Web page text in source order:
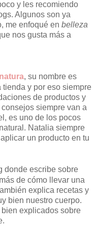
y les recomiendo
Algunos son ya
me enfoqué en belleza
nos gusta más a
, su nombre es
y por eso siempre
de productos y
siempre van a
es uno de los pocos
Natalia siempre
un producto en tu
donde escribe sobre
de cómo llevar una
explica recetas y
bien nuestro cuerpo.
explicados sobre